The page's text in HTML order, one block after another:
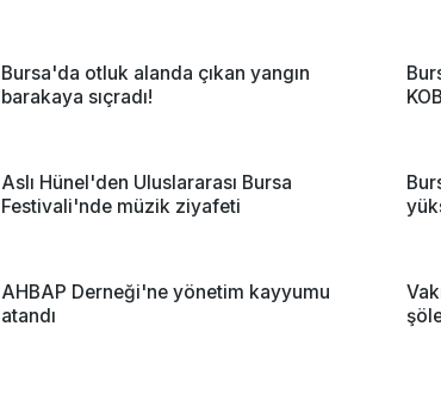
Bursa'da otluk alanda çıkan yangın
barakaya sıçradı!
Aslı Hünel'den Uluslararası Bursa
Festivali'nde müzik ziyafeti
AHBAP Derneği'ne yönetim kayyumu
atandı